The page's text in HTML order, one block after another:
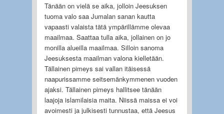
Tänään on vielä se aika, jolloin Jeesuksen
tuoma valo saa Jumalan sanan kautta
vapaasti valaista tätä ympärillämme olevaa
maailmaa. Saattaa tulla aika, jollainen on jo
monilla alueilla maailmaa. Silloin sanoma
Jeesuksesta maailman valona kielletään.
Tällainen pimeys sai vallan itäisessä
naapurissamme seitsemänkymmenen vuoden
ajaksi. Tällainen pimeys hallitsee tänään
laajoja islamilaisia maita. Niissä maissa ei voi
avoimesti ja julkisesti tunnustaa, että Jeesus